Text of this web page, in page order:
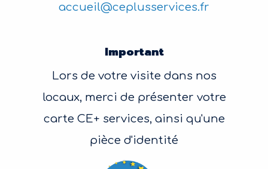
accueil@ceplusservices.fr
Important
Lors de votre visite dans nos
locaux, merci de présenter votre
carte CE+ services, ainsi qu'une
pièce d'identité